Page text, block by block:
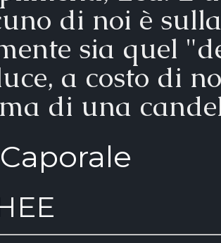
di noi è
sia quel
a costo di
di una